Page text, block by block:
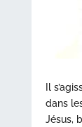
Il
dans
Jésus,